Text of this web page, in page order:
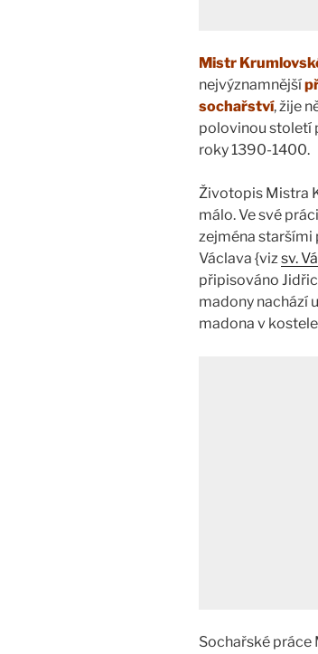
Mistr
nejvýznamnější
sochařství, žije
polovinou století
roky 1390-1400.
Životopis Mistra
málo. Ve své
zejména staršími
Václava {vizsv.
připisováno
madony nachází
madona v
Sochařské